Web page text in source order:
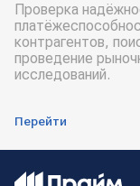
Проверка
контрагентов,
проведение
исследований.
Перейти